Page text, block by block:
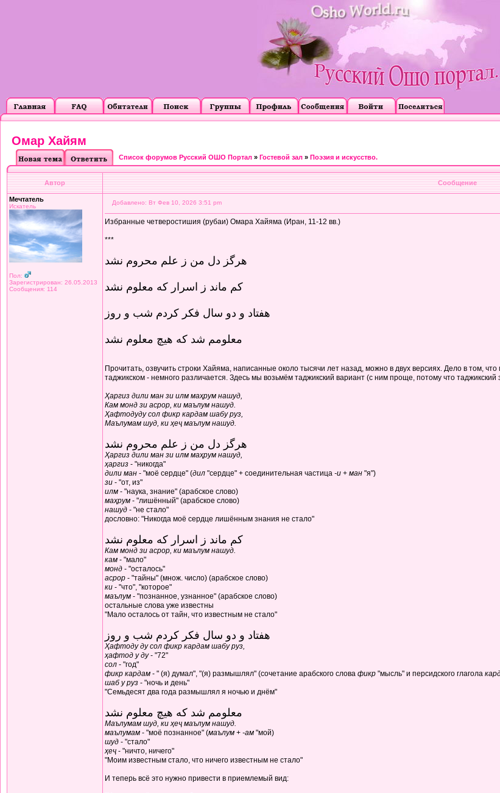
Омар Хайям
Список форумов Русский ОШО Портал » Гостевой зал » Поэзия и искусство.
Автор Сообщение
Мечтатель
Искатель
Пол:
Зарегистрирован: 26.05.2013
Сообщения: 114
Добавлено: Вт Фев 10, 2026 3:51 pm
Избранные четверостишия (рубаи) Омара Хайяма (Иран, 11-12 вв.)
***
هرگز دل من ز علم محروم نشد
کم ماند ز اسرار که معلوم نشد
هفتاد و دو سال فکر کردم شب و روز
معلومم شد که هیچ معلوم نشد
Прочитать, озвучить строки Хайяма, написанные около тысячи лет назад, можно в двух версиях. Дело в том,
таджикском - немного различается. Здесь мы возьмём таджикский вариант (с ним проще, потому что
Ҳаргиз дили ман зи илм маҳрум нашуд,
Кам монд зи асрор, ки маълум нашуд.
Ҳафтодуду сол фикр кардам шабу руз,
Маълумам шуд, ки ҳеҷ маълум нашуд.
هرگز دل من ز علم محروم نشد
Ҳаргиз дили ман зи илм маҳрум нашуд,
ҳаргиз - "никогда"
дили ман - "моё сердце" (дил "сердце" + соединительная частица -и + ман "я")
зи - "от, из"
илм - "наука, знание" (арабское слово)
маҳрум - "лишённый" (арабское слово)
нашуд - "не стало"
дословно: "Никогда моё сердце лишённым знания не стало"
کم ماند ز اسرار که معلوم نشد
Кам монд зи асрор, ки маълум нашуд.
кам - "мало"
монд - "осталось"
асрор - "тайны" (множ. число) (арабское слово)
ки - "что", "которое"
маълум - "познанное, узнанное" (арабское слово)
остальные слова уже известны
"Мало осталось от тайн, что известным не стало"
هفتاد و دو سال فکر کردم شب و روز
Ҳафтоду ду сол фикр кардам шабу руз,
ҳафтод у ду- "72"
сол - "год"
фикр кардам - " (я) думал", "(я) размышлял" (сочетание арабского слова фикр "мысль" и персидского глагола
шаб у руз - "ночь и день"
"Семьдесят два года размышлял я ночью и днём"
معلومم شد که هیچ معلوم نشد
Маълумам шуд, ки ҳеҷ маълум нашуд.
маълумам - "моё познанное" (маълум + -ам "мой)
шуд - "стало"
ҳеҷ - "ничто, ничего"
"Моим известным стало, что ничего известным не стало"
И теперь всё это нужно привести в приемлемый вид: